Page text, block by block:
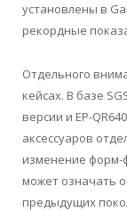
установлены в
рекордные
Отдельного
кейсах. В базе
версии и EP-
аксессуаров
изменение форм-
может означать
предыдущих